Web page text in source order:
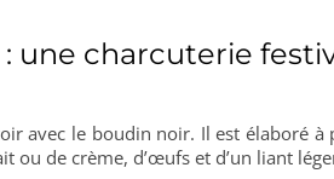
une charcuterie
avec le boudin noir. Il est élaboré
ou de crème, d’œufs et d’un liant